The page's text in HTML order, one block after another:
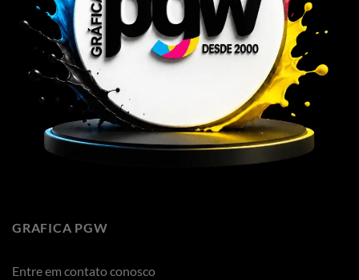
GRAFICA PGW
Entre em contato conosco